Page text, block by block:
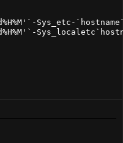
Sys_etc-